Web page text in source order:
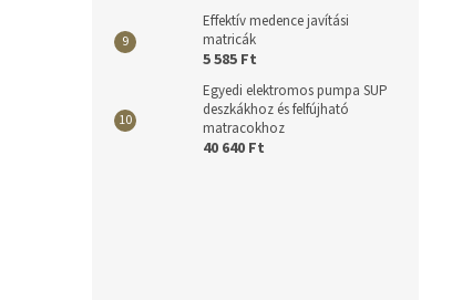
Effektív medence javítási
matricák
5 585 Ft
Egyedi elektromos pumpa SUP
deszkákhoz és felfújható
matracokhoz
40 640 Ft